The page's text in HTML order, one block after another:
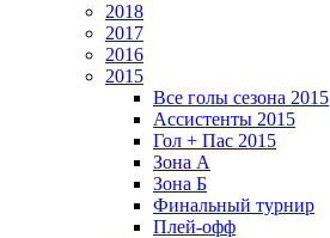
2018
2017
2016
2015
Все голы сезона 2015
Ассистенты 2015
Гол + Пас 2015
Зона А
Зона Б
Финальный турнир
Плей-офф